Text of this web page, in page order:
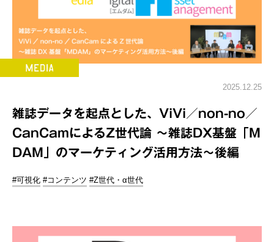
2025.12.25
雑誌データを起点とした、ViVi／non-no／
CanCamによるZ世代論 ～雑誌DX基盤「M
DAM」のマーケティング活用方法～後編
#可視化 #コンテンツ #Z世代・α世代